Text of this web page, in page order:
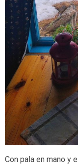
Con pala en mano y